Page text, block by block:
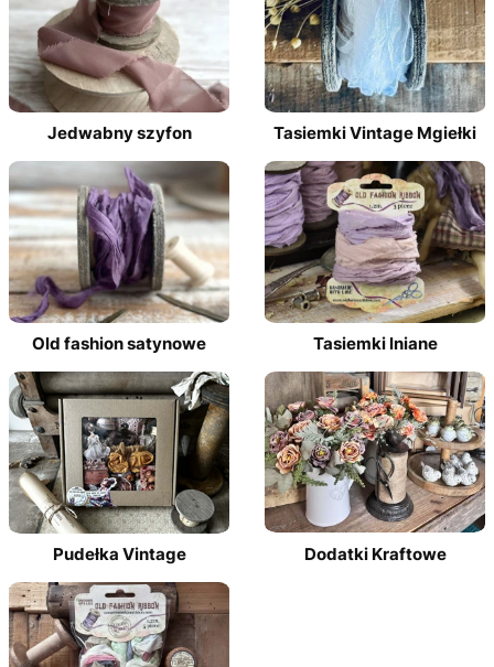
Jedwabny szyfon Tasiemki Vintage Mgiełki
Old fashion satynowe Tasiemki lniane
Pudełka Vintage Dodatki Kraftowe